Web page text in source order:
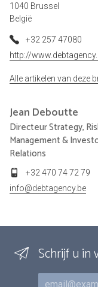
1040 Brussel
België
+32 257 47080
http://
Alle artikelen van deze
Jean Deboutte
Directeur Strategy,
Management &
Relations
+32 470 74 72 79
info@debtagency.be
Schrijf u in
E-mail